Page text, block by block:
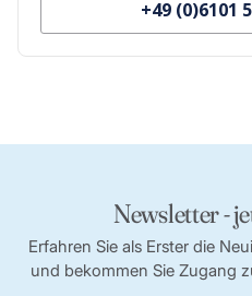
+49 (0)6101
Newsletter -
Erfahren Sie als Erster die
und bekommen Sie Zugang